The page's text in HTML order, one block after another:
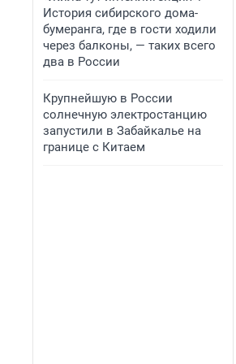
История сибирского дома-
бумеранга, где в гости ходили
через балконы, — таких всего
два в России
Крупнейшую в России
солнечную электростанцию
запустили в Забайкалье на
границе с Китаем